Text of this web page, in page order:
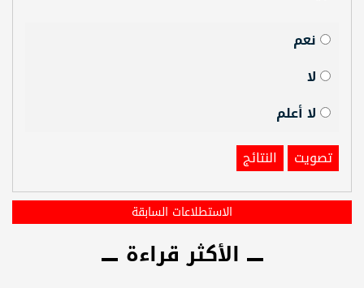
نعم
لا
لا أعلم
تصويت
النتائج
الاستطلاعات السابقة
الأكثر قراءة